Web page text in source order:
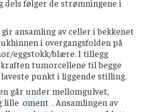
dels følger de strømningene i
ansamling av celler i bekkenet
i overgangsfolden på
eggstokk/blære. I tillegg
tumorcellene til begge
punkt i liggende stilling.
går under mellomgulvet,
lille oment . Ansamlingen av